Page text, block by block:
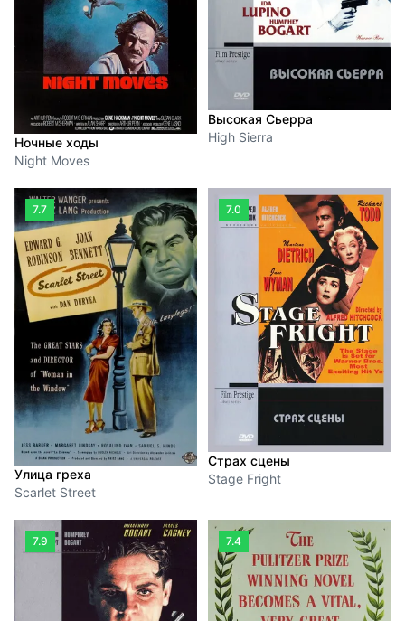
Ночные ходы
Night Moves
Высокая Сьерра
High Sierra
7.7
Улица греха
Scarlet Street
7.0
Страх сцены
Stage Fright
7.9 7.4